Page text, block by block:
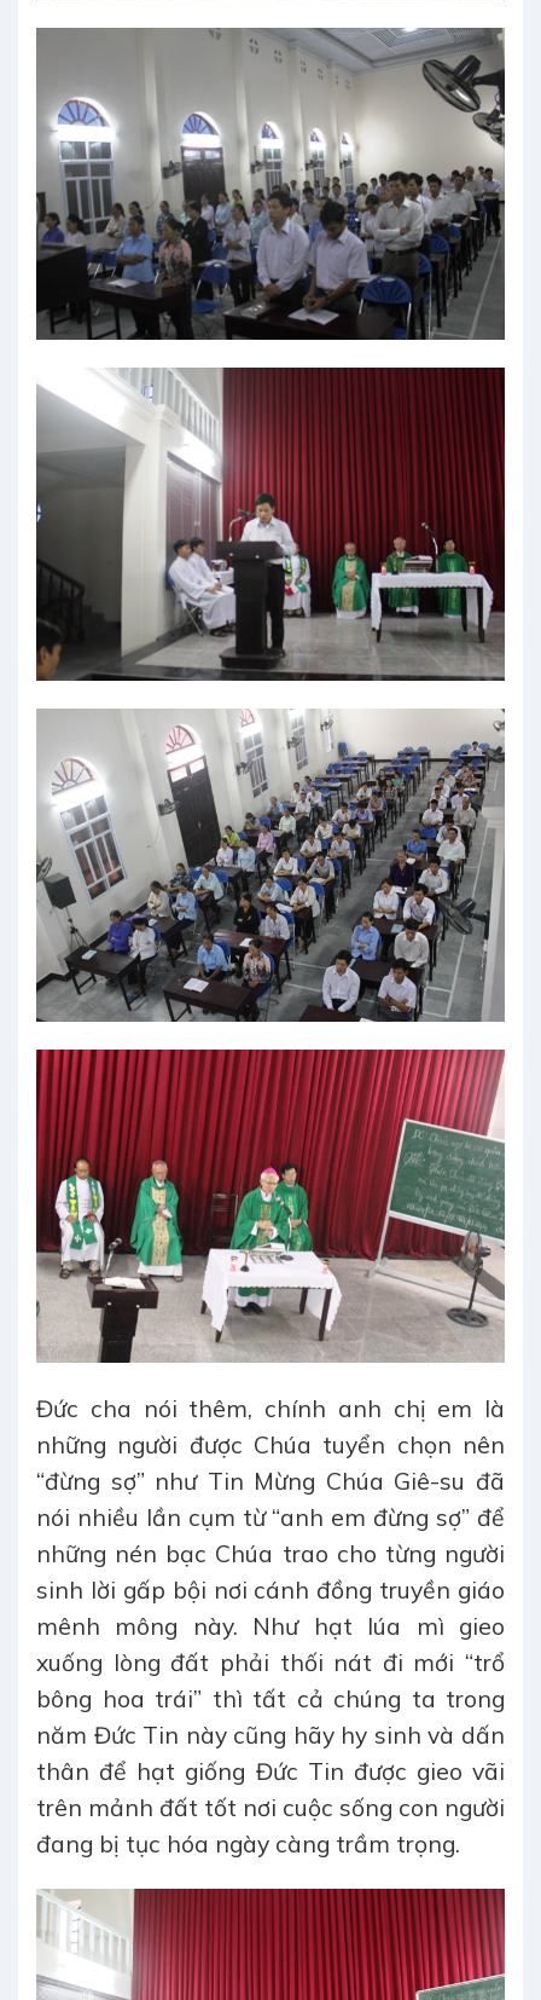
Đức cha nói thêm, chính anh chị em là
những người được Chúa tuyển chọn nên
“đừng sợ” như Tin Mừng Chúa Giê-su đã
nói nhiều lần cụm từ “anh em đừng sợ” để
những nén bạc Chúa trao cho từng người
sinh lời gấp bội nơi cánh đồng truyền giáo
mênh mông này. Như hạt lúa mì gieo
xuống lòng đất phải thối nát đi mới “trổ
bông hoa trái” thì tất cả chúng ta trong
năm Đức Tin này cũng hãy hy sinh và dấn
thân để hạt giống Đức Tin được gieo vãi
trên mảnh đất tốt nơi cuộc sống con người
đang bị tục hóa ngày càng trầm trọng.